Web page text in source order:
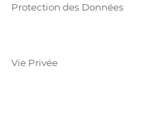
Protection des Données
Vie Privée